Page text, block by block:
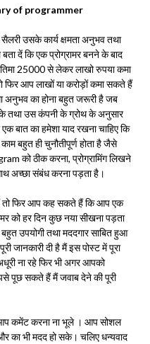
of programmer
सैलरी उसके कार्य क्षमता अनुभव तथा
दें कि एक प्रोग्रामर बनने के बाद
25000 से लेकर लाखो रुपया कमा
आप लाखों या करोड़ों कमा सकते हैं
अनुभव का होना बहुत जरूरी है जब
तथा उस कंपनी के ग्रोथ के अनुसार
बात का हमेशा याद रखना चाहिए कि
बहुत ही चुनौतीपूर्ण होता है जैसे
को ठीक करना, प्रोग्रामिंग लिखने
अच्छा संबंध करना पड़ता है।
तो फिर आप कह सकते हैं कि आप एक
को हर दिन कुछ नया सीखना पड़ता
बहुत उपयोगी तथा मददगार साबित हुआ
जानकारी दी है मैं इस पोस्ट में पूरा
ना रहे फिर भी अगर आपको
पूछ सकते हैं मैं जवाब देने की पूरी
आप कमेंट करना ना भूले । आप सोशल
का भी मदद हो सके। चलिए धन्यवाद